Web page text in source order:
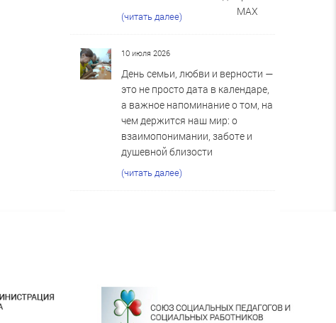
MAX
(читать далее)
10 июля 2026
День семьи, любви и верности —
это не просто дата в календаре,
а важное напоминание о том, на
чем держится наш мир: о
взаимопонимании, заботе и
душевной близости
(читать далее)